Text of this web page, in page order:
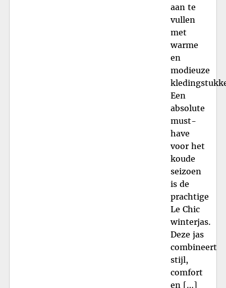
aan te
vullen
met
warme
en
modieuze
Een
absolute
must-
have
voor het
koude
seizoen
is de
prachtige
Le Chic
winterjas.
Deze jas
combineert
stijl,
comfort
en […]